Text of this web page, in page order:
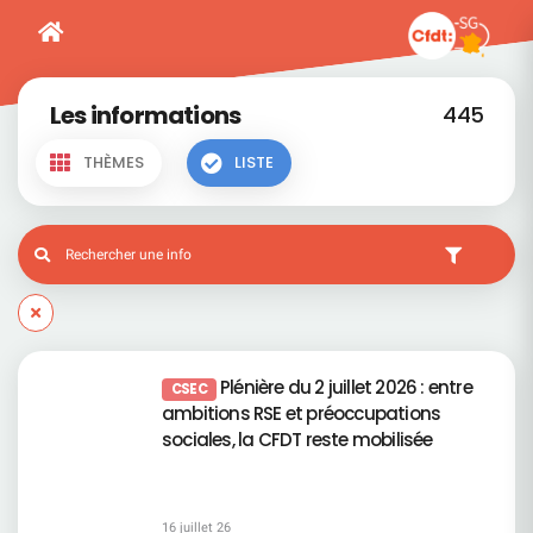
Les informations 445
THÈMES LISTE
CSEC Plénière du 2 juillet 2026 : entre
ambitions RSE et préoccupations
sociales, la CFDT reste mobilisée
16 juillet 26